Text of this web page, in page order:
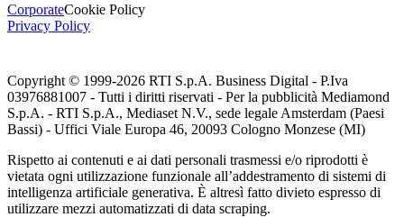
CorporateCookie Policy
Privacy Policy
Copyright © 1999-2026 RTI S.p.A. Business Digital - P.Iva
03976881007 - Tutti i diritti riservati - Per la pubblicità Mediamond
S.p.A. - RTI S.p.A., Mediaset N.V., sede legale Amsterdam (Paesi
Bassi) - Uffici Viale Europa 46, 20093 Cologno Monzese (MI)
Rispetto ai contenuti e ai dati personali trasmessi e/o riprodotti è
vietata ogni utilizzazione funzionale all’addestramento di sistemi di
intelligenza artificiale generativa. È altresì fatto divieto espresso di
utilizzare mezzi automatizzati di data scraping.